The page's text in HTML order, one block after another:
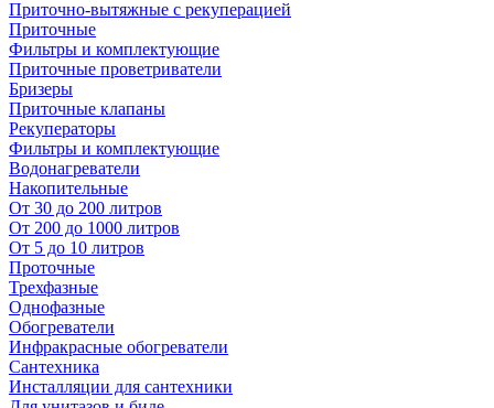
Приточно-вытяжные с рекуперацией
Приточные
Фильтры и комплектующие
Приточные проветриватели
Бризеры
Приточные клапаны
Рекуператоры
Фильтры и комплектующие
Водонагреватели
Накопительные
От 30 до 200 литров
От 200 до 1000 литров
От 5 до 10 литров
Проточные
Трехфазные
Однофазные
Обогреватели
Инфракрасные обогреватели
Сантехника
Инсталляции для сантехники